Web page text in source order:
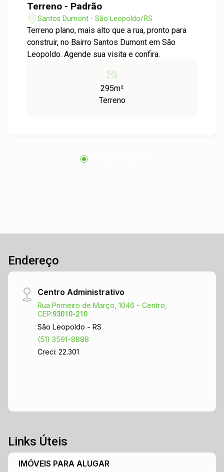
Terreno - Padrão
Santos Dumont - São Leopoldo/RS
Terreno plano, mais alto que a rua, pronto para
construir, no Bairro Santos Dumont em São
Leopoldo. Agende sua visita e confira.
295m²
Terreno
Endereço
Centro Administrativo
Rua Primeiro de Março, 1046 - Centro,
CEP:93010-210
São Leopoldo - RS
(51) 3591-8888
Creci: 22.301
Links Úteis
IMÓVEIS PARA ALUGAR